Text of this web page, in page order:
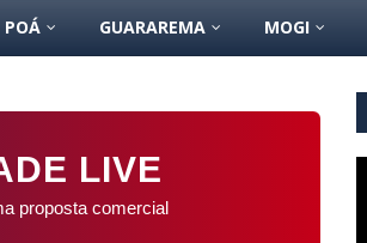
POÁ GUARAREMA MOGI
LIVE
proposta comercial